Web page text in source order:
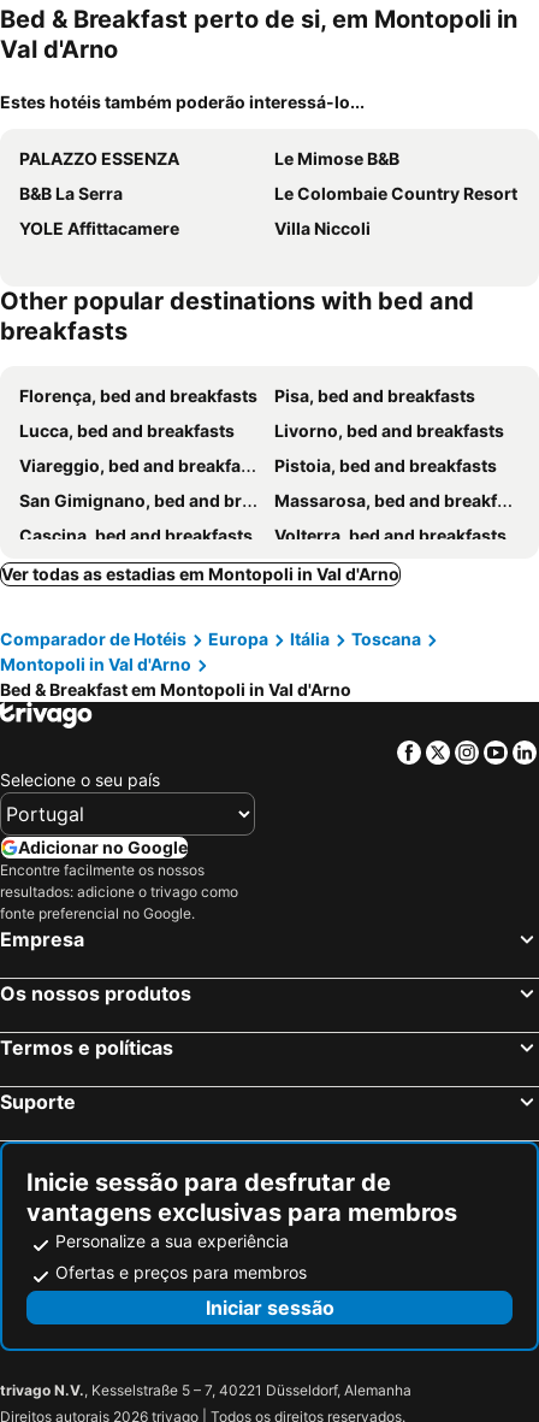
Bed & Breakfast perto de si, em Montopoli in
Val d'Arno
Estes hotéis também poderão interessá-lo...
PALAZZO ESSENZA
Le Mimose B&B
B&B La Serra
Le Colombaie Country Resort
YOLE Affittacamere
Villa Niccoli
Other popular destinations with bed and
breakfasts
Florença, bed and breakfasts
Pisa, bed and breakfasts
Lucca, bed and breakfasts
Livorno, bed and breakfasts
Viareggio, bed and breakfasts
Pistoia, bed and breakfasts
San Gimignano, bed and breakfasts
Massarosa, bed and breakfasts
Cascina, bed and breakfasts
Volterra, bed and breakfasts
Marina di Pisa, bed and breakfasts
Greve in Chianti, bed and breakfasts
Prato, bed and breakfasts
San Giuliano Terme, bed and breakfasts
Fiesole, bed and breakfasts
Collesalvetti, bed and breakfasts
San Casciano in Val di Pesa, bed and breakfasts
Cecina, bed and breakfasts
Barga, bed and breakfasts
Bagni de Lucca, bed and breakfasts
Gambassi Terme, bed and breakfasts
Campi Bisenzio, bed and breakfasts
Monteriggioni, bed and breakfasts
Barberino Val d'Elsa, bed and breakfasts
Vicopisano, bed and breakfasts
Carmignano, bed and breakfasts
Peccioli, bed and breakfasts
Ver todas as estadias em Montopoli in Val d'Arno
Comparador de Hotéis Europa Itália
Toscana
Montopoli in Val d'Arno
Bed & Breakfast em Montopoli in Val d'Arno
Facebook
Twitter
Selecione o seu país
Adicionar no Google
Encontre facilmente os nossos
resultados: adicione o trivago como
fonte preferencial no Google.
Empresa
Os nossos produtos
Termos e políticas
Suporte
Inicie sessão para desfrutar de
vantagens exclusivas para membros
Personalize a sua experiência
Ofertas e preços para membros
Iniciar sessão
trivago N.V., Kesselstraße 5 – 7, 40221 Düsseldorf, Alemanha
Direitos autorais 2026 trivago | Todos os direitos reservados.